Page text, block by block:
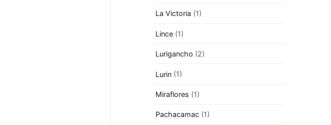
La Victoria (1)
Lince(1)
Lurigancho (2)
Lurin(1)
Miraflores (1)
Pachacamac(1)